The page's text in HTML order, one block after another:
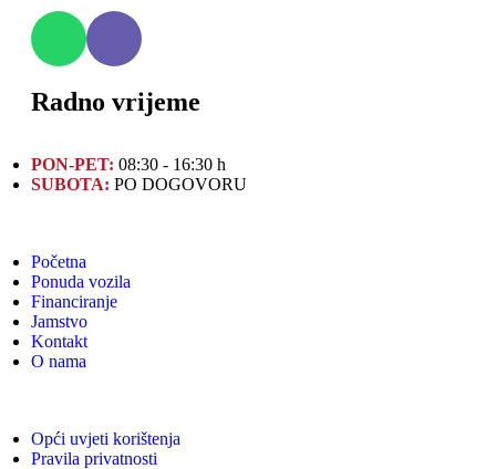
Radno vrijeme
PON-PET: 08:30 - 16:30 h
SUBOTA: PO DOGOVORU
Početna
Ponuda vozila
Financiranje
Jamstvo
Kontakt
O nama
Opći uvjeti korištenja
Pravila privatnosti